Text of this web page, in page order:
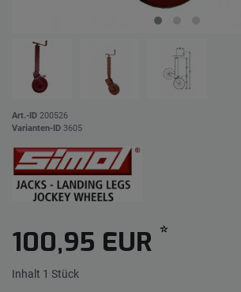
Art.-ID 200526
Varianten-ID 3605
100,95 EUR *
Inhalt 1 Stück